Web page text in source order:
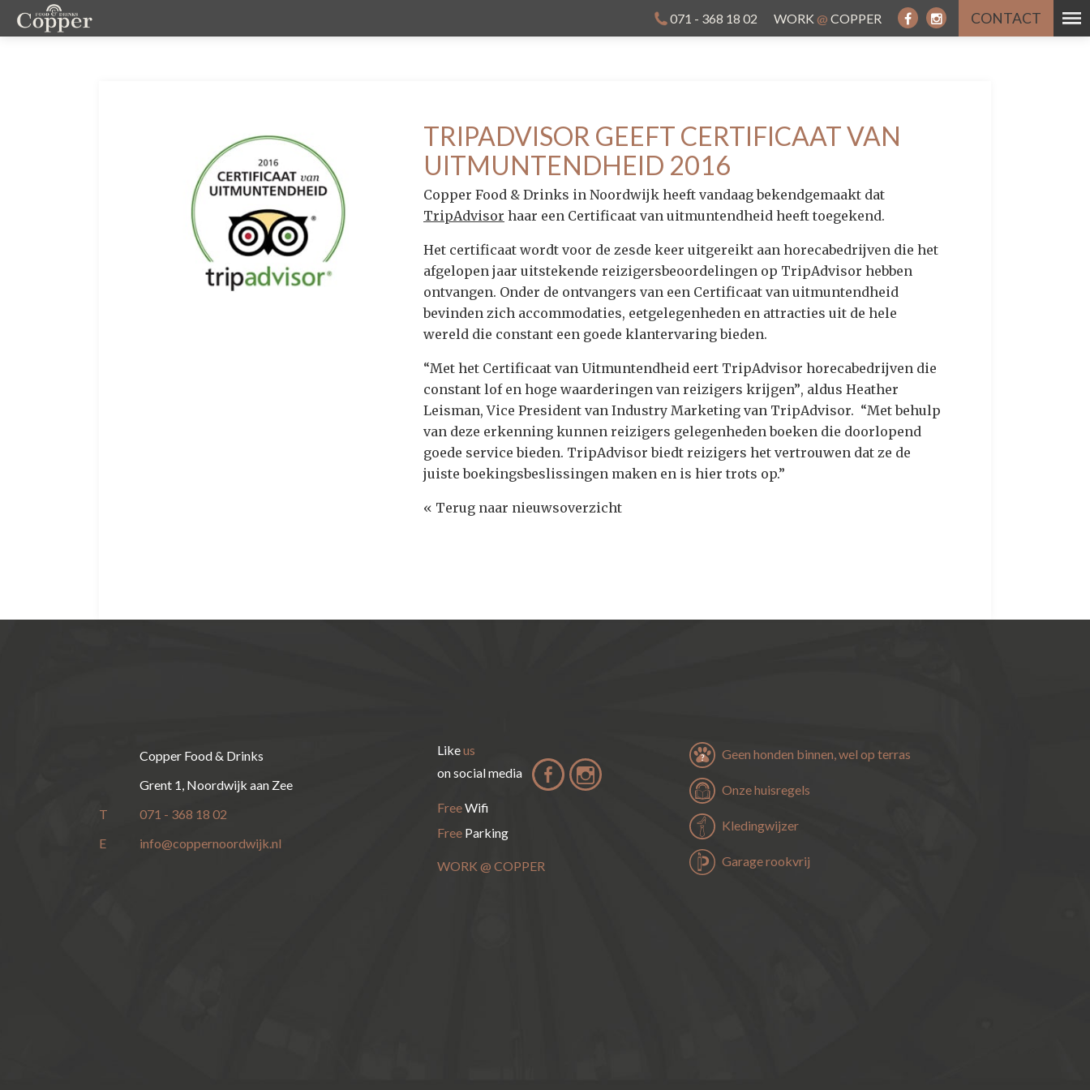
071 - 368 18 02 CONTACT
WORK @ COPPER
TRIPADVISOR GEEFT CERTIFICAAT VAN
UITMUNTENDHEID 2016
Copper Food & Drinks in Noordwijk heeft vandaag bekendgemaakt dat
TripAdvisor haar een Certificaat van uitmuntendheid heeft toegekend.
Het certificaat wordt voor de zesde keer uitgereikt aan horecabedrijven die het
afgelopen jaar uitstekende reizigersbeoordelingen op TripAdvisor hebben
ontvangen. Onder de ontvangers van een Certificaat van uitmuntendheid
bevinden zich accommodaties, eetgelegenheden en attracties uit de hele
wereld die constant een goede klantervaring bieden.
“Met het Certificaat van Uitmuntendheid eert TripAdvisor horecabedrijven die
constant lof en hoge waarderingen van reizigers krijgen”, aldus Heather
Leisman, Vice President van Industry Marketing van TripAdvisor. “Met behulp
van deze erkenning kunnen reizigers gelegenheden boeken die doorlopend
goede service bieden. TripAdvisor biedt reizigers het vertrouwen dat ze de
juiste boekingsbeslissingen maken en is hier trots op.”
« Terug naar nieuwsoverzicht
Copper Food & Drinks
Grent 1, Noordwijk aan Zee
T
071 - 368 18 02
E
info@coppernoordwijk.nl
Likeus
on social media
FreeWifi
FreeParking
WORK @ COPPER
Geen honden binnen, wel op terras
Onze huisregels
Kledingwijzer
Garage rookvrij